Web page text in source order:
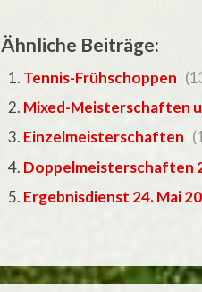
Ähnliche Beiträge:
Tennis-Frühschoppen
Mixed-Meisterschaften
Einzelmeisterschaften
Doppelmeisterschaften
Ergebnisdienst 24. Mai